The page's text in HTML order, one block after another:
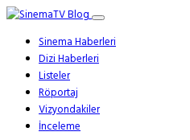
Sinema Haberleri
Dizi Haberleri
Listeler
Röportaj
Vizyondakiler
İnceleme